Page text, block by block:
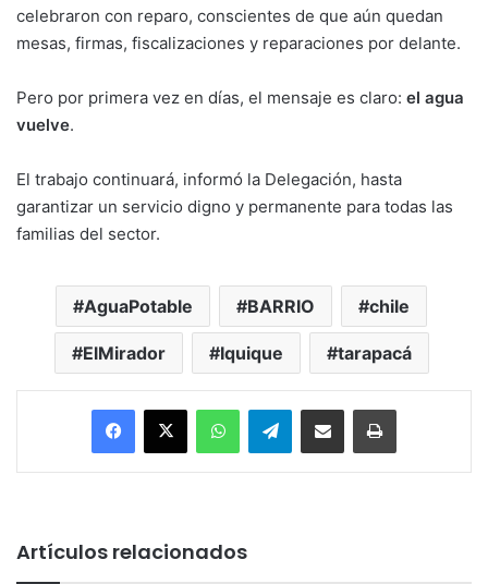
celebraron con reparo, conscientes de que aún quedan
mesas, firmas, fiscalizaciones y reparaciones por delante.
Pero por primera vez en días, el mensaje es claro: el agua
vuelve.
El trabajo continuará, informó la Delegación, hasta
garantizar un servicio digno y permanente para todas las
familias del sector.
AguaPotable BARRIO chile
ElMirador Iquique tarapacá
Facebook
X WhatsAppTelegramEnviar vía email Imprimir
Artículos relacionados